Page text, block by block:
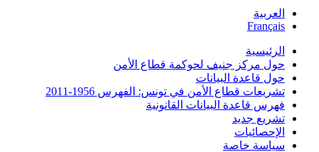
العربية
Français
الرئيسية
حول مركز جنيف لحوكمة قطاع الأمن
حول قاعدة البيانات
تشريعات قطاع الأمن في تونس: الفهرس 1956-2011
فهرس قاعدة البيانات القانونية
تشريع جديد
الإحصائيات
سياسة خاصة